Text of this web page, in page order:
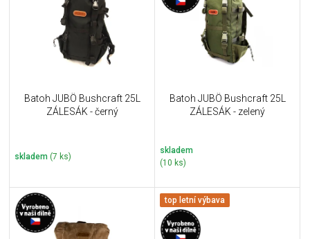
Batoh JUBÖ Bushcraft 25L
ZÁLESÁK - černý
skladem (7 ks)
Batoh JUBÖ Bushcraft 25L
ZÁLESÁK - zelený
skladem
(10 ks)
top letní výbava